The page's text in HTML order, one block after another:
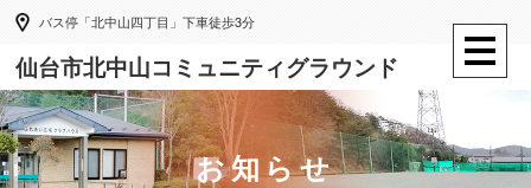
バス停「北中山四丁目」下車徒歩3分
仙台市北中山コミュニティグラウンド
お知らせ